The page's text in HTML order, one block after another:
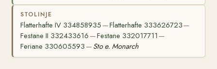
STOLINJE
Flatterhafte IV 334858935 —Flatterhafte 333626723—
Festane II 332433616 —Festane 332017711 —
Feriane 330605593 — Sto e. Monarch